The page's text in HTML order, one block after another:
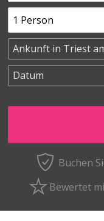
Buchen
Bewertet